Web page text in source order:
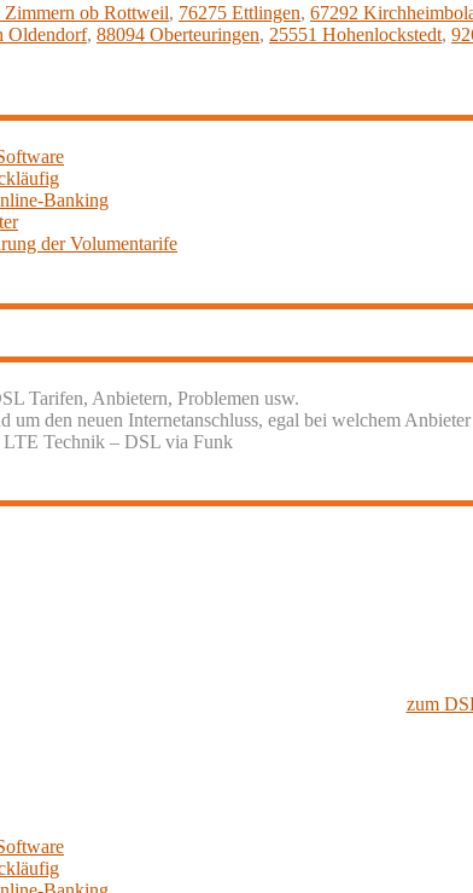
Zimmern ob Rottweil, 76275 Ettlingen, 67292
Oldendorf, 88094 Oberteuringen, 25551 Hohenlockstedt,
Banking
der Volumentarife
Tarifen, Anbietern, Problemen usw.
um den neuen Internetanschluss, egal bei welchem Anbieter
LTE Technik – DSL via Funk
zum